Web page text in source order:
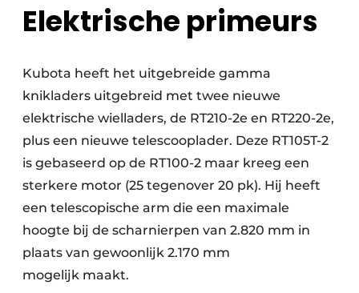
Elektrische primeurs
Kubota heeft het uitgebreide gamma
knikladers uitgebreid met twee nieuwe
elektrische wielladers, de RT210-2e en RT220-2e,
plus een nieuwe telescooplader. Deze RT105T-2
is gebaseerd op de RT100-2 maar kreeg een
sterkere motor (25 tegenover 20 pk). Hij heeft
een telescopische arm die een maximale
hoogte bij de scharnierpen van 2.820 mm in
plaats van gewoonlijk 2.170 mm
mogelijk maakt.